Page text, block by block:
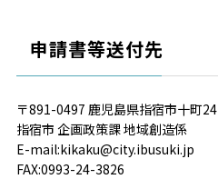
申請書等送付先
〒891-0497 鹿児島県指宿市十町
指宿市 企画政策課 地域創造係
E-mail:kikaku@city.ibusuki.jp
FAX:0993-24-3826